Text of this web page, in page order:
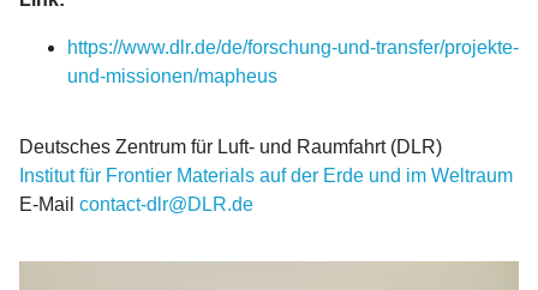
https://www.dlr.de/de/forschung-und-transfer/projekte-
und-missionen/mapheus
Deutsches Zentrum für Luft- und Raumfahrt (DLR)
Institut für Frontier Materials auf der Erde und im Weltraum
E-Mail contact-dlr@DLR.de